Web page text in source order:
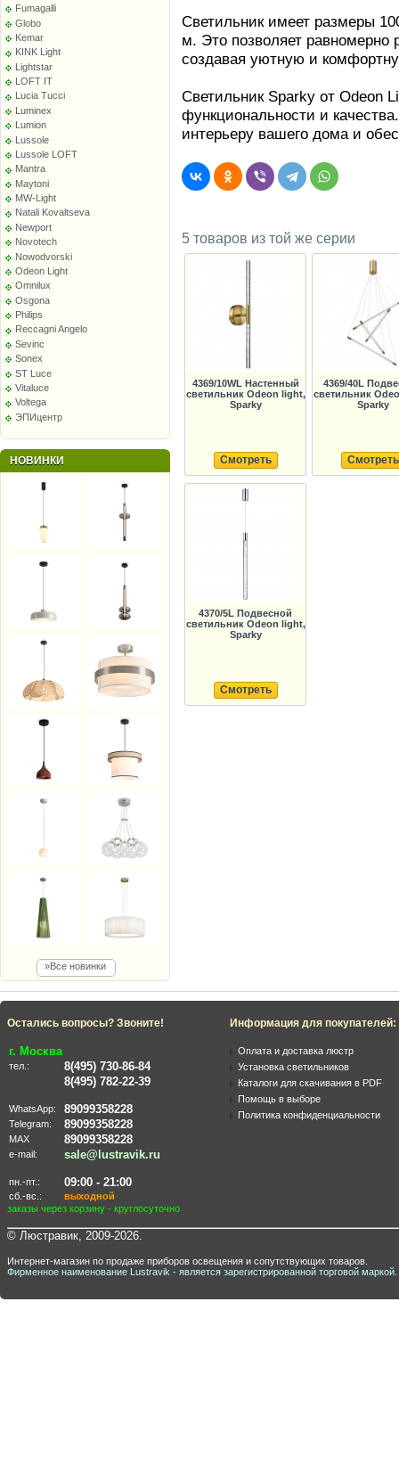
Fumagalli
Globo
Kemar
KINK Light
Lightstar
LOFT IT
Lucia Tucci
Luminex
Lumion
Lussole
Lussole LOFT
Mantra
Maytoni
MW-Light
Natali Kovaltseva
Newport
Novotech
Nowodvorski
Odeon Light
Omnilux
Osgona
Philips
Reccagni Angelo
Sevinc
Sonex
ST Luce
Vitaluce
Voltega
ЭПИцентр
НОВИНКИ
»Все новинки
Светильник имеет размеры
м. Это позволяет
создавая уютную и
Светильник Sparky от Odeon
функциональности и
интерьеру вашего дома и
5 товаров из той же серии
4369/10WL Настенный
светильник Odeon light,
Sparky
Смотреть
4369/40L
светильник
Sparky
Смотреть
4370/5L Подвесной
светильник Odeon light,
Sparky
Смотреть
Остались вопросы? Звоните!
г. Москва
тел.:
8(495) 730-86-84
8(495) 782-22-39
WhatsApp: 89099358228
Telegram: 89099358228
MAX 89099358228
e-mail: sale@lustravik.ru
пн.-пт.: 09:00 - 21:00
сб.-вс.:
выходной
заказы через корзину - круглосуточно
Информация для покупателей:
Оплата и доставка люстр
Установка светильников
Каталоги для скачивания в PDF
Помощь в выборе
Политика конфиденциальности
© Люстравик, 2009-2026.
Интернет-магазин по продаже приборов освещения и сопутствующих товаров.
Фирменное наименование Lustravik - является зарегистрированной торговой